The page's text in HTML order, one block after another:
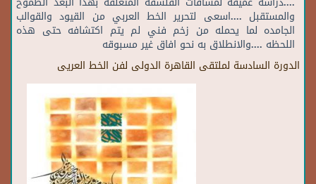
والمستقبل ....اسعى لتحرير الخط العربي من القيود والقوالب
الجامده لما يحمله من زخم فني لم يتم اكتشافه حتى هذه
اللحظه ....والانطلاق به نحو افاق غير مسبوقه
الدورة السادسة لملتقى القاهرة الدولى لفن الخط العريى